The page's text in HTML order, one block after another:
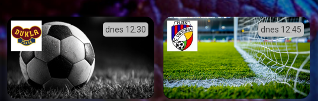
dnes 12:30 dnes 12:45